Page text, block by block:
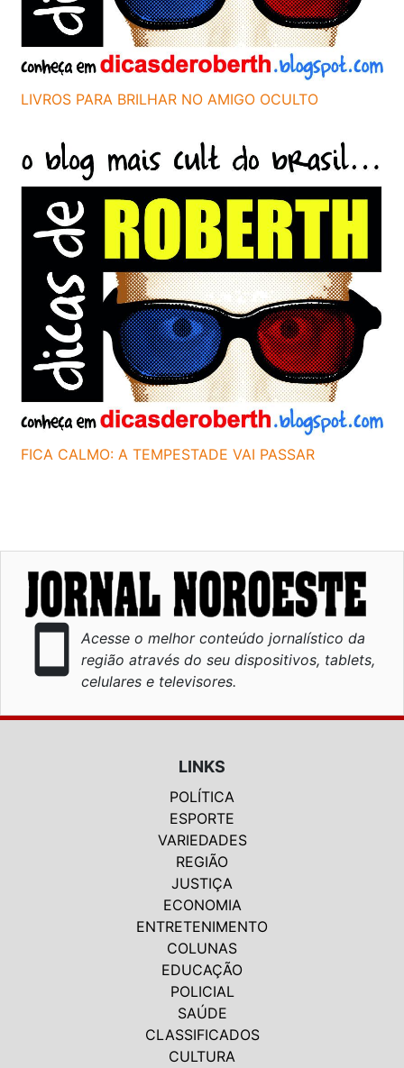
LIVROS PARA BRILHAR NO AMIGO OCULTO
FICA CALMO: A TEMPESTADE VAI PASSAR
smartphone
Acesse o melhor conteúdo jornalístico da
região através do seu dispositivos, tablets,
celulares e televisores.
LINKS
POLÍTICA
ESPORTE
VARIEDADES
REGIÃO
JUSTIÇA
ECONOMIA
ENTRETENIMENTO
COLUNAS
EDUCAÇÃO
POLICIAL
SAÚDE
CLASSIFICADOS
CULTURA